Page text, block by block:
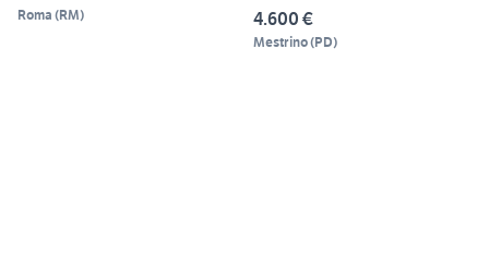
Roma (RM)
LUCIDO +
4.600 €
Mestrino(PD)